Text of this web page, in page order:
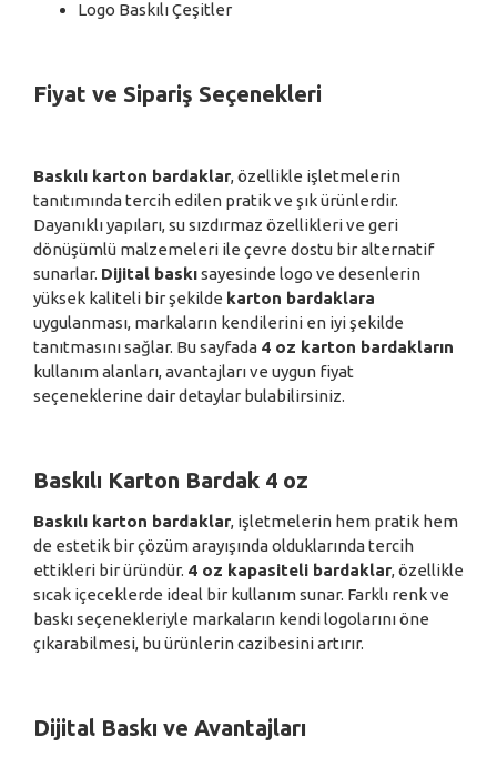
Logo Baskılı Çeşitler
Fiyat ve Sipariş Seçenekleri
Baskılı karton bardaklar, özellikle işletmelerin
tanıtımında tercih edilen pratik ve şık ürünlerdir.
Dayanıklı yapıları, su sızdırmaz özellikleri ve geri
dönüşümlü malzemeleri ile çevre dostu bir alternatif
sunarlar. Dijital baskısayesinde logo ve desenlerin
yüksek kaliteli bir şekilde karton bardaklara
uygulanması, markaların kendilerini en iyi şekilde
tanıtmasını sağlar. Bu sayfada 4 oz karton bardakların
kullanım alanları, avantajları ve uygun fiyat
seçeneklerine dair detaylar bulabilirsiniz.
Baskılı Karton Bardak 4 oz
Baskılı karton bardaklar, işletmelerin hem pratik hem
de estetik bir çözüm arayışında olduklarında tercih
ettikleri bir üründür. 4 oz kapasiteli bardaklar, özellikle
sıcak içeceklerde ideal bir kullanım sunar. Farklı renk ve
baskı seçenekleriyle markaların kendi logolarını öne
çıkarabilmesi, bu ürünlerin cazibesini artırır.
Dijital Baskı ve Avantajları